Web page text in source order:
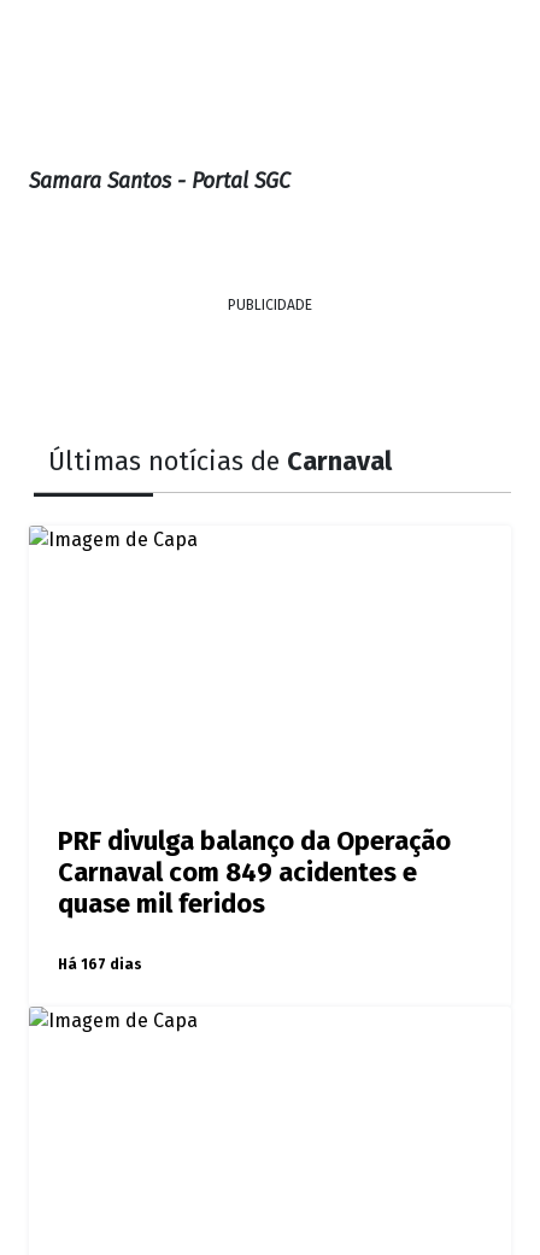
Samara Santos - Portal SGC
PUBLICIDADE
Últimas notícias de Carnaval
PRF divulga balanço da Operação
Carnaval com 849 acidentes e
quase mil feridos
Há 167 dias